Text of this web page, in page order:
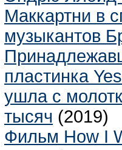
Маккартни в
музыкантов
пластинка
ушла с
тысяч (2019)
Фильм How I